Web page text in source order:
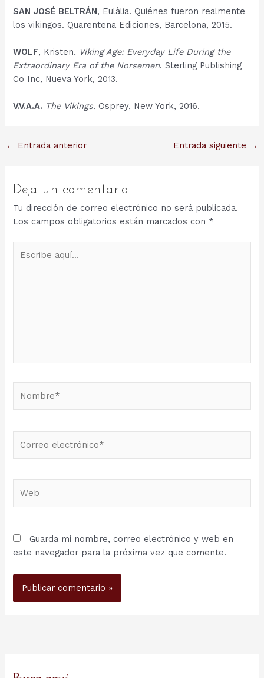
SAN JOSÉ BELTRÁN, Eulàlia. Quiénes fueron realmente
los vikingos. Quarentena Ediciones, Barcelona, 2015.
WOLF, Kristen. Viking Age: Everyday Life During the
Extraordinary Era of the Norsemen. Sterling Publishing
Co Inc, Nueva York, 2013.
V.V.A.A. The Vikings. Osprey, New York, 2016.
Navegación
← Entrada anterior Entrada siguiente →
Deja un comentario
Tu dirección de correo electrónico no será publicada.
Los campos obligatorios están marcados con *
aquí...
electrónico*
Guarda mi nombre, correo electrónico y web en
este navegador para la próxima vez que comente.